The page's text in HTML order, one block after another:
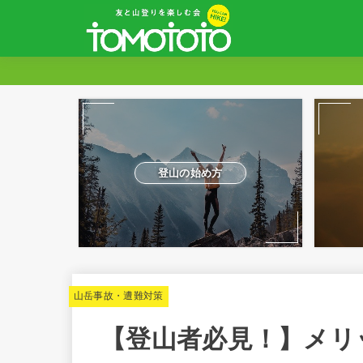
登山の始め方
山岳事故・遭難対策
【登山者必見！】メ